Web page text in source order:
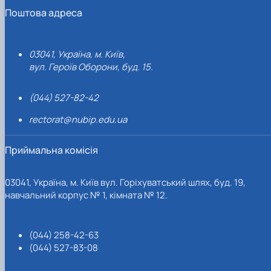
Поштова адреса
03041, Україна, м. Київ,
вул. Героїв Оборони, буд. 15.
(044) 527-82-42
rectorat@nubip.edu.ua
Приймальна комісія
03041, Україна, м. Київ вул. Горіхуватський шлях, буд. 19,
навчальний корпус № 1, кімната № 12.
(044) 258-42-63
(044) 527-83-08